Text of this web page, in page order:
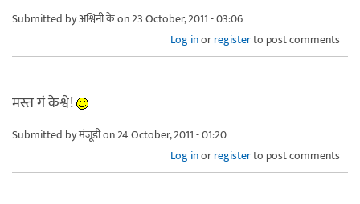
Submitted byअश्विनी केon 23 October, 2011 - 03:06
Log inorregisterto post comments
मस्त गं केश्वे!
Submitted byमंजूडीon 24 October, 2011 - 01:20
Log inorregisterto post comments